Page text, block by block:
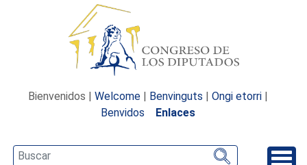
Bienvenidos | Welcome | Benvinguts | Ongi etorri |
Benvidos
Enlaces